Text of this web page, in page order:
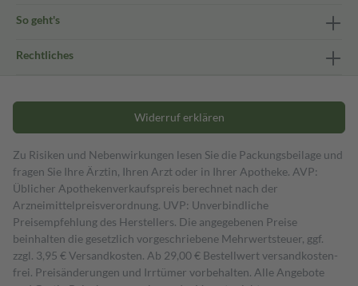
So geht's
Rechtliches
Widerruf erklären
Zu Risiken und Nebenwirkungen lesen Sie die Packungsbeilage und
fragen Sie Ihre Ärztin, Ihren Arzt oder in Ihrer Apotheke. AVP:
Üblicher Apothekenverkaufspreis berechnet nach der
Arzneimittelpreisverordnung. UVP: Unverbindliche
Preisempfehlung des Herstellers. Die angegebenen Preise
beinhalten die gesetzlich vorgeschriebene Mehrwertsteuer, ggf.
zzgl. 3,95 € Versandkosten. Ab 29,00 € Bestell­wert versand­kosten­
frei. Preisänderungen und Irrtümer vorbehalten. Alle Angebote